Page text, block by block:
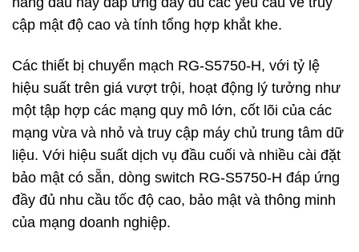
cập mật độ cao và tính tổng hợp khắt khe.
Các thiết bị chuyển mạch RG-S5750-H, với tỷ lệ
hiệu suất trên giá vượt trội, hoạt động lý tưởng như
một tập hợp các mạng quy mô lớn, cốt lõi của các
mạng vừa và nhỏ và truy cập máy chủ trung tâm dữ
liệu. Với hiệu suất dịch vụ đầu cuối và nhiều cài đặt
bảo mật có sẵn, dòng switch RG-S5750-H đáp ứng
đầy đủ nhu cầu tốc độ cao, bảo mật và thông minh
của mạng doanh nghiệp.